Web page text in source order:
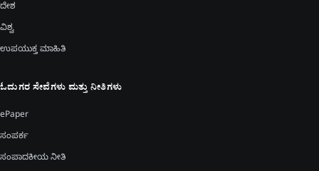
ದೇಶ
ವಿಶ್ವ
ಉಪಯುಕ್ತ ಮಾಹಿತಿ
ಓದುಗರ ಸೇವೆಗಳು ಮತ್ತು ನೀತಿಗಳು
ePaper
ಸಂಪರ್ಕ
ಸಂಪಾದಕೀಯ ನೀತಿ